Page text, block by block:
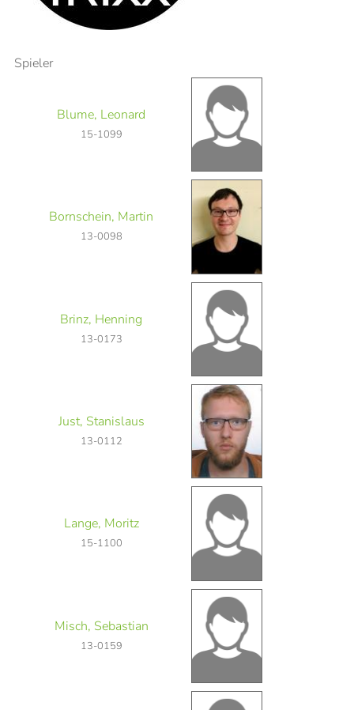
Spieler
Blume, Leonard
15-1099
Bornschein, Martin
13-0098
Brinz, Henning
13-0173
Just, Stanislaus
13-0112
Lange, Moritz
15-1100
Misch, Sebastian
13-0159